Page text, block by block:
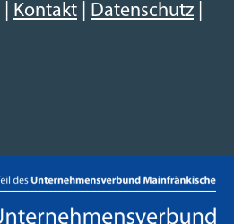
Kontakt Datenschutz